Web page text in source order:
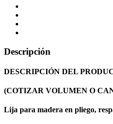
Descripción
DESCRIPCIÓN DEL
(COTIZAR VOLUMEN O
Lija para madera en pliego,